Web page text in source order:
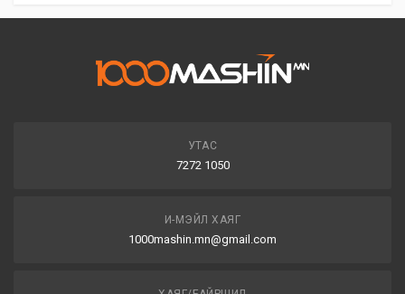
УТАС
7272 1050
И-МЭЙЛ ХАЯГ
1000mashin.mn@gmail.com